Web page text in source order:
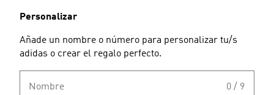
Personalizar
Añade un nombre o número para personalizar tu/s
adidas o crear el regalo perfecto.
Nombre 0 / 9